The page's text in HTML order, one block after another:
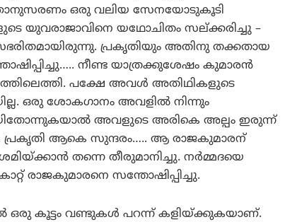
ഒരു വലിയ സേനയോടുകൂടി
യുവരാജാവിനെ യഥോചിതം സല്ക്കരിച്ചു –
പ്രകൃതിയും അതിനു തക്കതായ
നീണ്ട യാത്രക്കുശേഷം കുമാരന്‍
പക്ഷേ അവള്‍ അതിഥികളുടെ
ഒരു ശോകഗാനം അവളില്‍ നിന്നും
അവളുടെ അരികെ അല്പം ഇരുന്ന്
പ്രകൃതി ആകെ സുന്ദരം….. ആ രാജകുമാരന്
തന്നെ തീരുമാനിച്ചു. നര്‍മ്മദയെ
രാജകുമാരനെ സന്തോഷിപ്പിച്ചു.
ഒരു കൂട്ടം വണ്ടുകള്‍ പറന്ന് കളിയ്ക്കുകയാണ്.